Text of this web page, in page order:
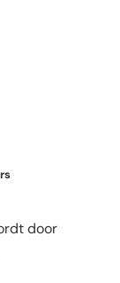
door